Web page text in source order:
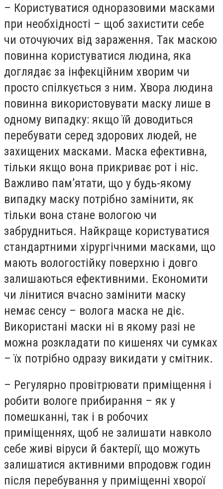
– Користуватися одноразовими масками
при необхідності – щоб захистити себе
чи оточуючих від зараження. Так маскою
повинна користуватися людина, яка
доглядає за інфекційним хворим чи
просто спілкується з ним. Хвора людина
повинна використовувати маску лише в
одному випадку: якщо їй доводиться
перебувати серед здорових людей, не
захищених масками. Маска ефективна,
тільки якщо вона прикриває рот і ніс.
Важливо пам’ятати, що у будь-якому
випадку маску потрібно замінити, як
тільки вона стане вологою чи
забрудниться. Найкраще користуватися
стандартними хірургічними масками, що
мають вологостійку поверхню і довго
залишаються ефективними. Економити
чи лінитися вчасно замінити маску
немає сенсу – волога маска не діє.
Використані маски ні в якому разі не
можна розкладати по кишенях чи сумках
– їх потрібно одразу викидати у смітник.
– Регулярно провітрювати приміщення і
робити вологе прибирання – як у
помешканні, так і в робочих
приміщеннях, щоб не залишати навколо
себе живі віруси й бактерії, що можуть
залишатися активними впродовж годин
після перебування у приміщенні хворої